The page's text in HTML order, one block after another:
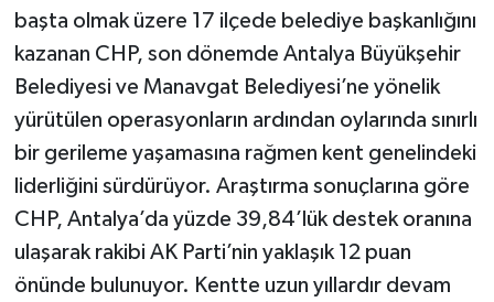
başta olmak üzere 17 ilçede belediye başkanlığını
kazanan CHP, son dönemde Antalya Büyükşehir
Belediyesi ve Manavgat Belediyesi’ne yönelik
yürütülen operasyonların ardından oylarında sınırlı
bir gerileme yaşamasına rağmen kent genelindeki
liderliğini sürdürüyor. Araştırma sonuçlarına göre
CHP, Antalya’da yüzde 39,84’lük destek oranına
ulaşarak rakibi AK Parti’nin yaklaşık 12 puan
önünde bulunuyor. Kentte uzun yıllardır devam